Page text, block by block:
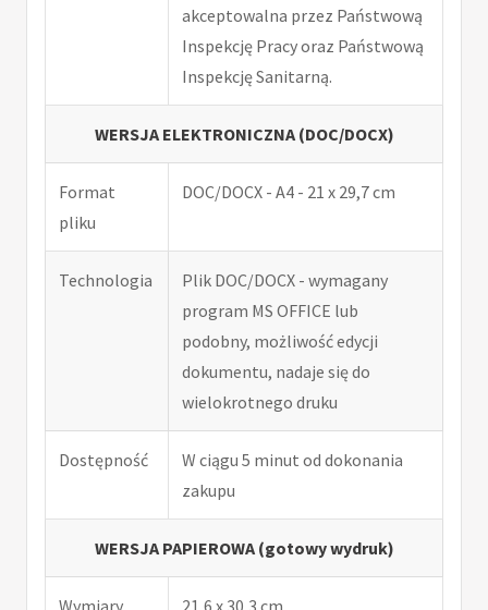
akceptowalna przez Państwową
Inspekcję Pracy oraz Państwową
Inspekcję Sanitarną.
WERSJA ELEKTRONICZNA (DOC/DOCX)
Format
pliku
DOC/DOCX - A4 - 21 x 29,7 cm
Technologia
Plik DOC/DOCX - wymagany
program MS OFFICE lub
podobny, możliwość edycji
dokumentu, nadaje się do
wielokrotnego druku
Dostępność
W ciągu 5 minut od dokonania
zakupu
WERSJA PAPIEROWA (gotowy wydruk)
Wymiary 21,6 x 30,3 cm